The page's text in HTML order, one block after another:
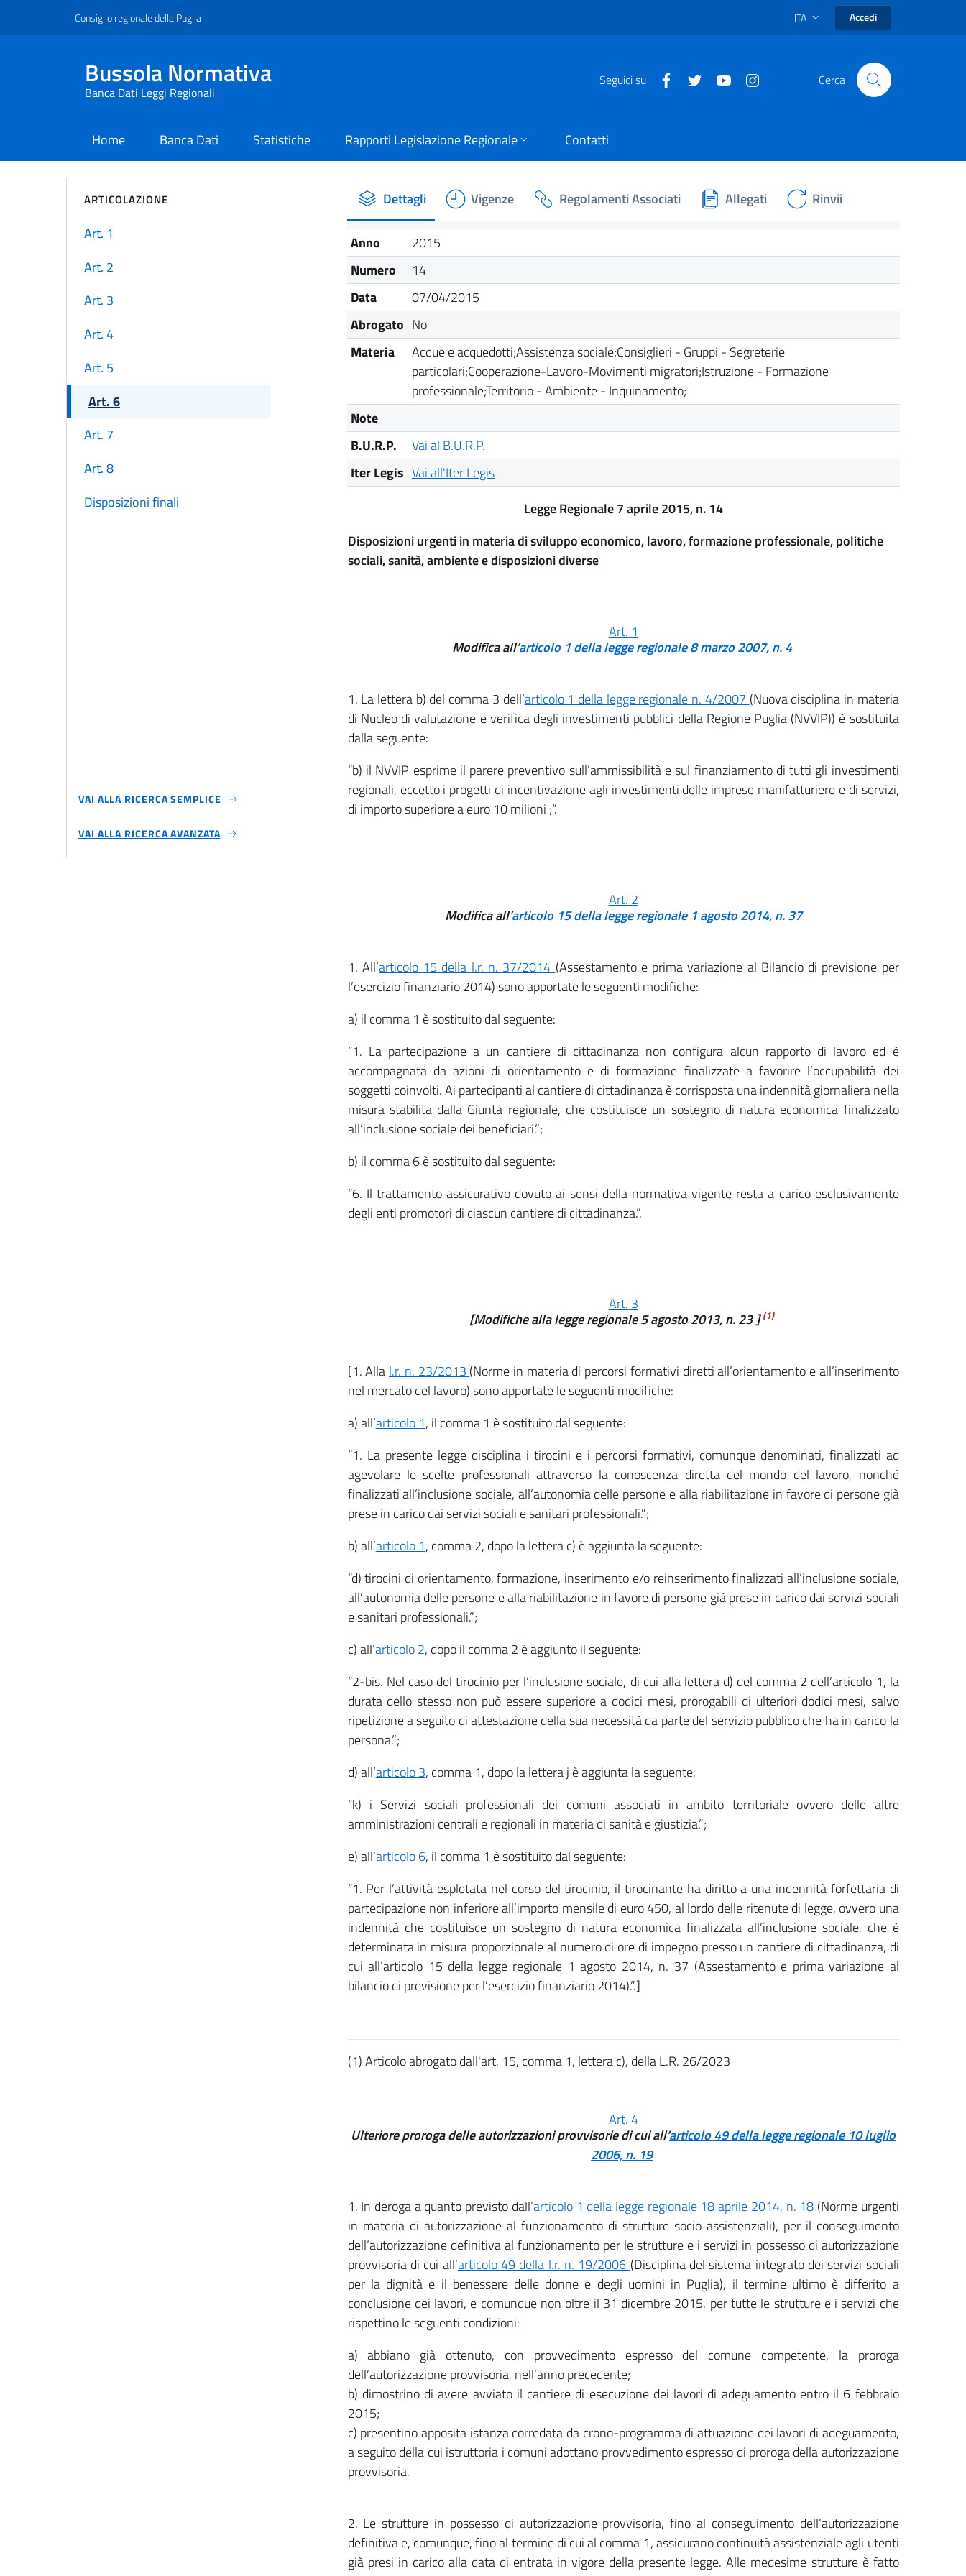
Consiglio regionale della Puglia ITA Accedi
Bussola Normativa
Banca Dati Leggi Regionali
Seguici su Cerca
Home
current Banca Dati Statistiche Rapporti Legislazione Regionale Contatti
ARTICOLAZIONE
Art. 1
Art. 2
Art. 3
Art. 4
Art. 5
Art. 6
Art. 7
Art. 8
Disposizioni finali
VAI ALLA RICERCA SEMPLICE
VAI ALLA RICERCA AVANZATA
Dettagli Vigenze Regolamenti Associati Allegati Rinvii
Anno
2015
Numero
14
Data
07/04/2015
Abrogato No
Materia
Acque e acquedotti;Assistenza sociale;Consiglieri - Gruppi - Segreterie
particolari;Cooperazione-Lavoro-Movimenti migratori;Istruzione - Formazione
professionale;Territorio - Ambiente - Inquinamento;
Note
B.U.R.P.
Vai al B.U.R.P.
Iter Legis Vai all'Iter Legis
Legge Regionale 7 aprile 2015, n. 14
Disposizioni urgenti in materia di sviluppo economico, lavoro, formazione professionale, politiche
sociali, sanità, ambiente e disposizioni diverse
Art. 1
Modifica all’articolo 1 della legge regionale 8 marzo 2007, n. 4
1. La lettera b) del comma 3 dell’articolo 1 della legge regionale n. 4/2007 (Nuova disciplina in materia
di Nucleo di valutazione e verifica degli investimenti pubblici della Regione Puglia (NVVIP)) è sostituita
dalla seguente:
“b) il NVVIP esprime il parere preventivo sull’ammissibilità e sul finanziamento di tutti gli investimenti
regionali, eccetto i progetti di incentivazione agli investimenti delle imprese manifatturiere e di servizi,
di importo superiore a euro 10 milioni ;“.
Art. 2
Modifica all’articolo 15 della legge regionale 1 agosto 2014, n. 37
1. All’articolo 15 della l.r. n. 37/2014 (Assestamento e prima variazione al Bilancio di previsione per
l’esercizio finanziario 2014) sono apportate le seguenti modifiche:
a) il comma 1 è sostituito dal seguente:
“1. La partecipazione a un cantiere di cittadinanza non configura alcun rapporto di lavoro ed è
accompagnata da azioni di orientamento e di formazione finalizzate a favorire l’occupabilità dei
soggetti coinvolti. Ai partecipanti al cantiere di cittadinanza è corrisposta una indennità giornaliera nella
misura stabilita dalla Giunta regionale, che costituisce un sostegno di natura economica finalizzato
all’inclusione sociale dei beneficiari.”;
b) il comma 6 è sostituito dal seguente:
“6. Il trattamento assicurativo dovuto ai sensi della normativa vigente resta a carico esclusivamente
degli enti promotori di ciascun cantiere di cittadinanza.”.
Art. 3
[Modifiche alla legge regionale 5 agosto 2013, n. 23 ](1)
[1. Alla l.r. n. 23/2013 (Norme in materia di percorsi formativi diretti all’orientamento e all’inserimento
nel mercato del lavoro) sono apportate le seguenti modifiche:
a) all’articolo 1, il comma 1 è sostituito dal seguente:
“1. La presente legge disciplina i tirocini e i percorsi formativi, comunque denominati, finalizzati ad
agevolare le scelte professionali attraverso la conoscenza diretta del mondo del lavoro, nonché
finalizzati all’inclusione sociale, all’autonomia delle persone e alla riabilitazione in favore di persone già
prese in carico dai servizi sociali e sanitari professionali.”;
b) all’articolo 1, comma 2, dopo la lettera c) è aggiunta la seguente:
“d) tirocini di orientamento, formazione, inserimento e/o reinserimento finalizzati all’inclusione sociale,
all’autonomia delle persone e alla riabilitazione in favore di persone già prese in carico dai servizi sociali
e sanitari professionali.”;
c) all’articolo 2, dopo il comma 2 è aggiunto il seguente:
“2-bis. Nel caso del tirocinio per l’inclusione sociale, di cui alla lettera d) del comma 2 dell’articolo 1, la
durata dello stesso non può essere superiore a dodici mesi, prorogabili di ulteriori dodici mesi, salvo
ripetizione a seguito di attestazione della sua necessità da parte del servizio pubblico che ha in carico la
persona.”;
d) all’articolo 3, comma 1, dopo la lettera j è aggiunta la seguente:
“k) i Servizi sociali professionali dei comuni associati in ambito territoriale ovvero delle altre
amministrazioni centrali e regionali in materia di sanità e giustizia.”;
e) all’articolo 6, il comma 1 è sostituito dal seguente:
“1. Per l’attività espletata nel corso del tirocinio, il tirocinante ha diritto a una indennità forfettaria di
partecipazione non inferiore all’importo mensile di euro 450, al lordo delle ritenute di legge, ovvero una
indennità che costituisce un sostegno di natura economica finalizzata all’inclusione sociale, che è
determinata in misura proporzionale al numero di ore di impegno presso un cantiere di cittadinanza, di
cui all’articolo 15 della legge regionale 1 agosto 2014, n. 37 (Assestamento e prima variazione al
bilancio di previsione per l’esercizio finanziario 2014).”.]
(1) Articolo abrogato dall'art. 15, comma 1, lettera c), della L.R. 26/2023
Art. 4
Ulteriore proroga delle autorizzazioni provvisorie di cui all’articolo 49 della legge regionale 10 luglio
2006, n. 19
1. In deroga a quanto previsto dall’articolo 1 della legge regionale 18 aprile 2014, n. 18 (Norme urgenti
in materia di autorizzazione al funzionamento di strutture socio assistenziali), per il conseguimento
dell’autorizzazione definitiva al funzionamento per le strutture e i servizi in possesso di autorizzazione
provvisoria di cui all’articolo 49 della l.r. n. 19/2006 (Disciplina del sistema integrato dei servizi sociali
per la dignità e il benessere delle donne e degli uomini in Puglia), il termine ultimo è differito a
conclusione dei lavori, e comunque non oltre il 31 dicembre 2015, per tutte le strutture e i servizi che
rispettino le seguenti condizioni:
a) abbiano già ottenuto, con provvedimento espresso del comune competente, la proroga
dell’autorizzazione provvisoria, nell’anno precedente;
b) dimostrino di avere avviato il cantiere di esecuzione dei lavori di adeguamento entro il 6 febbraio
2015;
c) presentino apposita istanza corredata da crono-programma di attuazione dei lavori di adeguamento,
a seguito della cui istruttoria i comuni adottano provvedimento espresso di proroga della autorizzazione
provvisoria.
2. Le strutture in possesso di autorizzazione provvisoria, fino al conseguimento dell’autorizzazione
definitiva e, comunque, fino al termine di cui al comma 1, assicurano continuità assistenziale agli utenti
già presi in carico alla data di entrata in vigore della presente legge. Alle medesime strutture è fatto